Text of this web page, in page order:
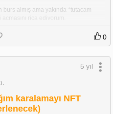
rica ediyorum.
yazıp gelseydin.
0
5 yıl
karalamayı NFT